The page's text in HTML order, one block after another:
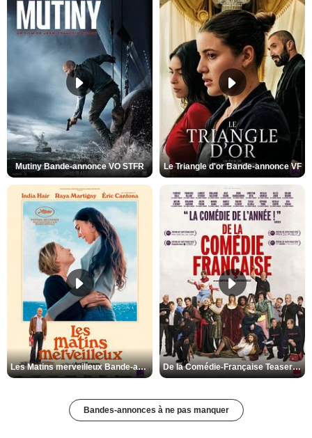
Mutiny Bande-annonce VO STFR Le Triangle d'or Bande-annonce VF
Les Matins merveilleux Bande-annonce VF De la Comédie-Française Teaser VF
Bandes-annonces à ne pas manquer